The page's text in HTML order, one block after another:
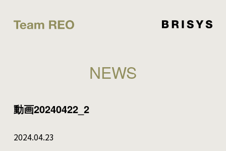
NEWS
動画20240422_2
2024.04.23